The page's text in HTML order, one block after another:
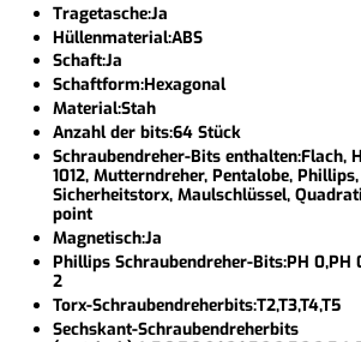
Tragetasche:Ja
Hüllenmaterial:ABS
Schaft:Ja
Schaftform:Hexagonal
Material:Stah
Anzahl der bits:64 Stück
Schraubendreher-Bits enthalten:Flach,
1012, Mutterndreher, Pentalobe,
Sicherheitstorx, Maulschlüssel,
point
Magnetisch:Ja
Phillips Schraubendreher-Bits:PH 0,PH
2
Torx-Schraubendreherbits:T2,T3,T4,T5
Sechskant-Schraubendreherbits